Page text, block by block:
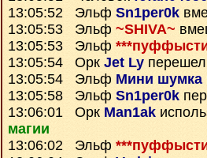
13:05:52 Эльф Sn1per0k
13:05:53 Эльф ~SHIVA~
13:05:53 Эльф
13:05:54 Орк Jet Ly
13:05:54 Эльф Мини шумка
13:05:58 Эльф Sn1per0k
13:06:01 Орк Man1ak
магии
13:06:02 Эльф